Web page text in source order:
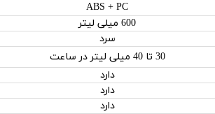
ABS + PC
600 میلی لیتر
سرد
30 تا 40 میلی لیتر در ساعت
دارد
دارد
دارد